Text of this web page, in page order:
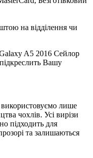
на відділення чи
A5 2016 Сейлор
Вашу
лише
чохлів. Усі вирізи
підходить для
та залишаються